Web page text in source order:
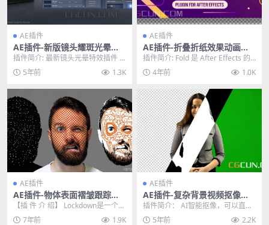
AE插件
AE插件-新版镜头耀斑光晕特
效插件 Optical Flares v1.3.7
WIN 支持AE2022多帧渲染
插件简介: 最新镜头光晕特效插件 O
ptical Flares v1.3.7 W...
5年前 1.3K
AE插件
AE插件-折叠折纸效果动画插
件 AESweets Fold v1.1.1 Wi
n/Mac
插件简介: Fold 是 After Effects 的
一个插件，可以帮助您在 ...
4年前 1.0K
AE插件
AE插件-物体表面褶皱跟踪特
效合成高级工具 Lockdown v
1.0.0 Win中文汉化版
【插 件 介 绍】 Lockdown是一个革
命性的新插件，允许您跟踪扭曲表
7年前 1.9K
AE插件
AE插件-复杂背景视频抠像插
件 Goodbye Greenscreen v
1.2.0 CPU+GPU Win破解版
插件简介： AI智能抠像，可以直接
从绿幕或者复杂的背景中抠出需要
5年前 2.2K